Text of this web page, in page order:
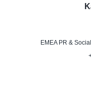
EMEA PR &